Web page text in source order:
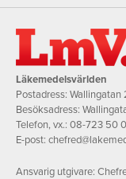
Läkemedelsvärlden
Postadress: Wallingatan
Besöksadress:
Telefon, vx.: 08-723 50
E-post:
Ansvarig utgivare: